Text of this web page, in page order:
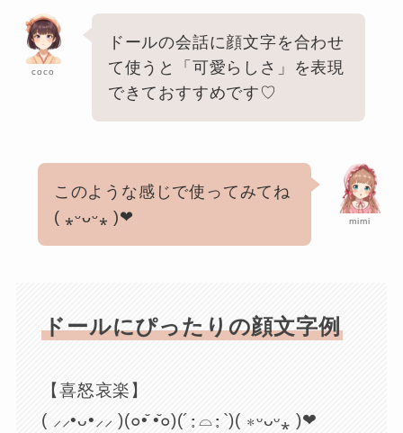
coco
ドールの会話に顔文字を合わせ
て使うと「可愛らしさ」を表現
できておすすめです♡
mimi
このような感じで使ってみてね
( ⁎ᵕᴗᵕ⁎ )❤︎
ドールにぴったりの顔文字例
【喜怒哀楽】
( ⸝⸝•ᴗ•⸝⸝ )(๐•̆ •̆๐)(´･̥⌓･̥`)( ⁎ᵕᴗᵕ⁎ )❤︎